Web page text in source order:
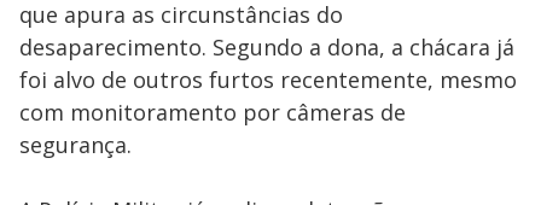
que apura as circunstâncias do
desaparecimento. Segundo a dona, a chácara já
foi alvo de outros furtos recentemente, mesmo
com monitoramento por câmeras de
segurança.